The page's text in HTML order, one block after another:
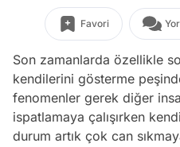
Favori
Son zamanlarda özellikle
kendilerini gösterme
fenomenler gerek diğer
ispatlamaya çalışırken
durum artık çok can